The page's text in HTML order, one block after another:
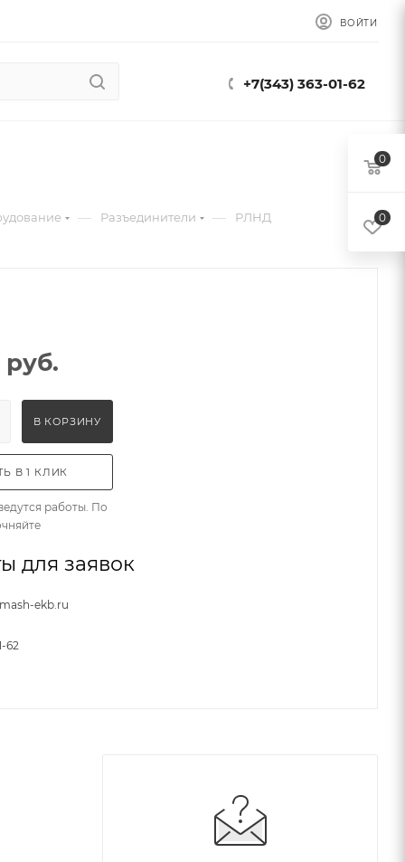
ВОЙТИ
+7(343) 363-01-62
— Разъединители — РЛНД
руб.
В КОРЗИНУ
В 1 КЛИК
работы. По
для заявок
ekb.ru
62
0
0